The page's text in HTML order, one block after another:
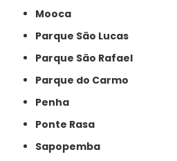
Mooca
Parque São Lucas
Parque São Rafael
Parque do Carmo
Penha
Ponte Rasa
Sapopemba